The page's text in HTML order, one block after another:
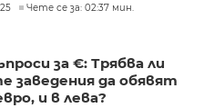
Чете се за: 02:37 мин.
за €: Трябва ли
заведения да обявят
и в лева?